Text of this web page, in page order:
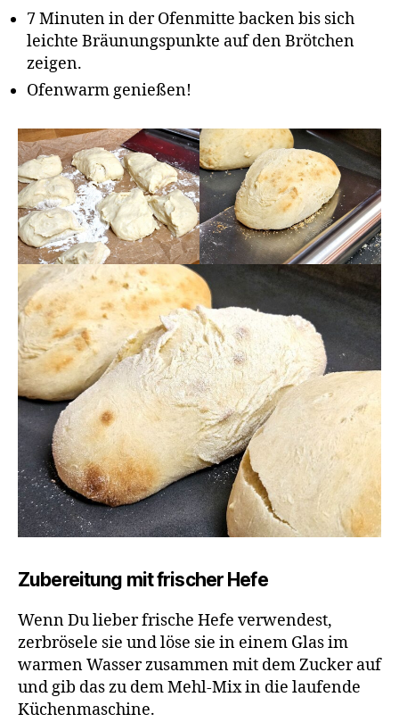
7 Minuten in der Ofenmitte backen bis sich
leichte Bräunungspunkte auf den Brötchen
zeigen.
Ofenwarm genießen!
Zubereitung mit frischer Hefe
Wenn Du lieber frische Hefe verwendest,
zerbrösele sie und löse sie in einem Glas im
warmen Wasser zusammen mit dem Zucker auf
und gib das zu dem Mehl-Mix in die laufende
Küchenmaschine.